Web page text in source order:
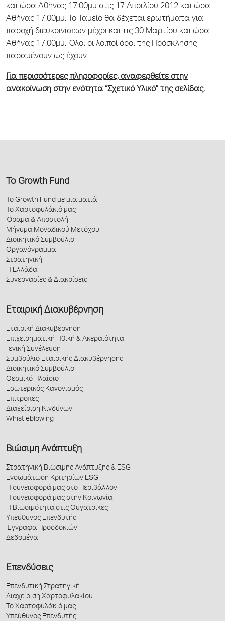
και ώρα Αθήνας 17:00μμ στις 17 Απριλίου 2012 και ώρα
Αθήνας 17:00μμ. Το Ταμείο θα δέχεται ερωτήματα για
παροχή διευκρινίσεων μέχρι και τις 30 Μαρτίου και ώρα
Αθήνας 17:00μμ. Όλοι οι λοιποί όροι της Πρόσκλησης
παραμένουν ως έχουν.
Για περισσότερες πληροφορίες, αναφερθείτε στην
ανακοίνωση στην ενότητα “Σχετικό Υλικό” της σελίδας.
Το Growth Fund
Το Growth Fund με μια ματιά
Το Χαρτοφυλάκιό μας
Όραμα & Αποστολή
Μήνυμα Μοναδικού Μετόχου
Διοικητικό Συμβούλιο
Οργανόγραμμα
Στρατηγική
Η Ελλάδα
Συνεργασίες & Διακρίσεις
Εταιρική Διακυβέρνηση
Εταιρική Διακυβέρνηση
Επιχειρηματική Ηθική & Ακεραιότητα
Γενική Συνέλευση
Συμβούλιο Εταιρικής Διακυβέρνησης
Διοικητικό Συμβούλιο
Θεσμικό Πλαίσιο
Εσωτερικός Κανονισμός
Επιτροπές
Διαχείριση Κινδύνων
Whistleblowing
Βιώσιμη Ανάπτυξη
Στρατηγική Βιώσιμης Ανάπτυξης & ESG
Ενσωμάτωση Κριτηρίων ESG
Η συνεισφορά μας στο Περιβάλλον
Η συνεισφορά μας στην Κοινωνία
Η Βιωσιμότητα στις Θυγατρικές
Υπεύθυνος Επενδυτής
Έγγραφα Προσδοκιών
Δεδομένα
Επενδύσεις
Επενδυτική Στρατηγική
Διαχείριση Χαρτοφυλακίου
Το Χαρτοφυλάκιό μας
Υπεύθυνος Επενδυτής